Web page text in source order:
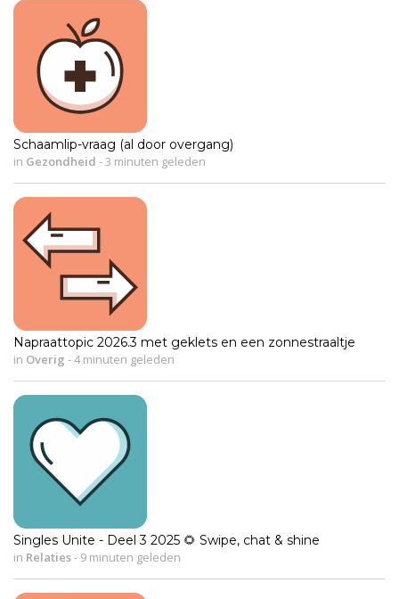
Schaamlip-vraag (al door overgang)
in Gezondheid -3 minuten geleden
Napraattopic 2026.3 met geklets en een zonnestraaltje
in Overig -4 minuten geleden
Singles Unite - Deel 3 2025 🌻 Swipe, chat & shine
in Relaties- 9 minuten geleden